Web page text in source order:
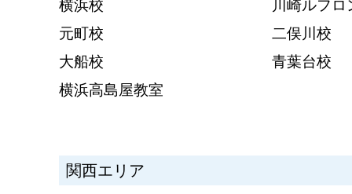
横浜校
川崎ルフロ
元町校
二俣川校
大船校
青葉台校
横浜高島屋教室
関西エリア